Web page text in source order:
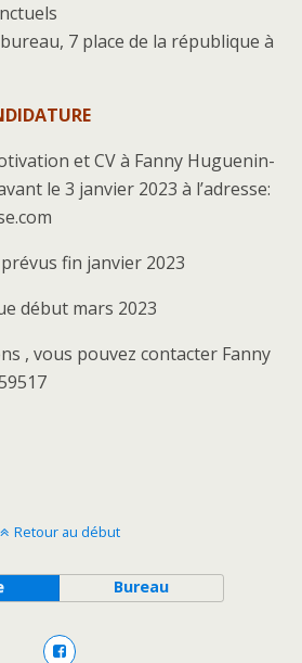
7 place de la république à
et CV à Fanny Huguenin-
le 3 janvier 2023 à l’adresse:
fin janvier 2023
début mars 2023
, vous pouvez contacter Fanny
Retour au début
Bureau